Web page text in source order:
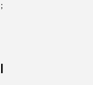
مينيسوتا: 0.50 ～ 0.80 ；